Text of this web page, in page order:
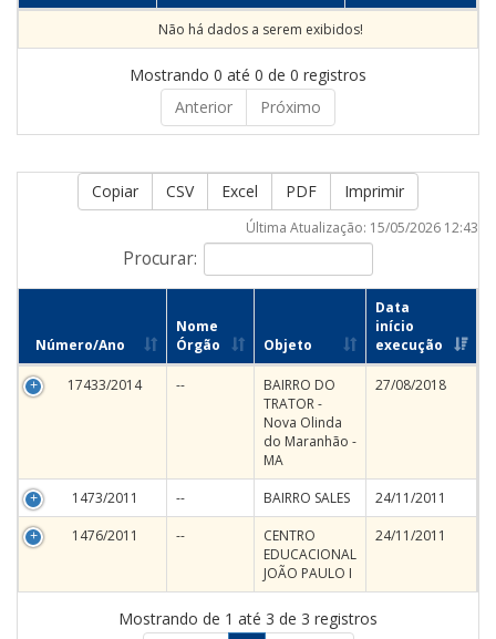
Não há dados a serem exibidos!
Mostrando 0 até 0 de 0 registros
Anterior
Próximo
Copiar CSV Excel PDF Imprimir
Procurar:
Última Atualização: 15/05/2026 12:43
Número/Ano
Nome
Órgão
Objeto
Data
início
execução
17433/2014 --
BAIRRO DO
TRATOR -
Nova Olinda
do Maranhão -
MA
27/08/2018
1473/2011 -- BAIRRO SALES
24/11/2011
1476/2011
--
CENTRO
EDUCACIONAL
JOÃO PAULO I
24/11/2011
Mostrando de 1 até 3 de 3 registros